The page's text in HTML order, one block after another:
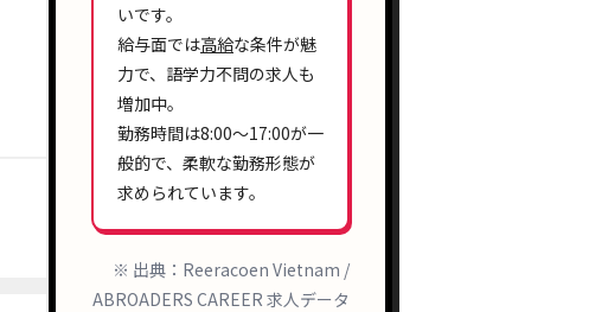
いです。
給与面では高給な条件が魅
力で、語学力不問の求人も
増加中。
勤務時間は8:00〜17:00が一
般的で、柔軟な勤務形態が
求められています。
※ 出典：Reeracoen Vietnam /
ABROADERS CAREER 求人データ